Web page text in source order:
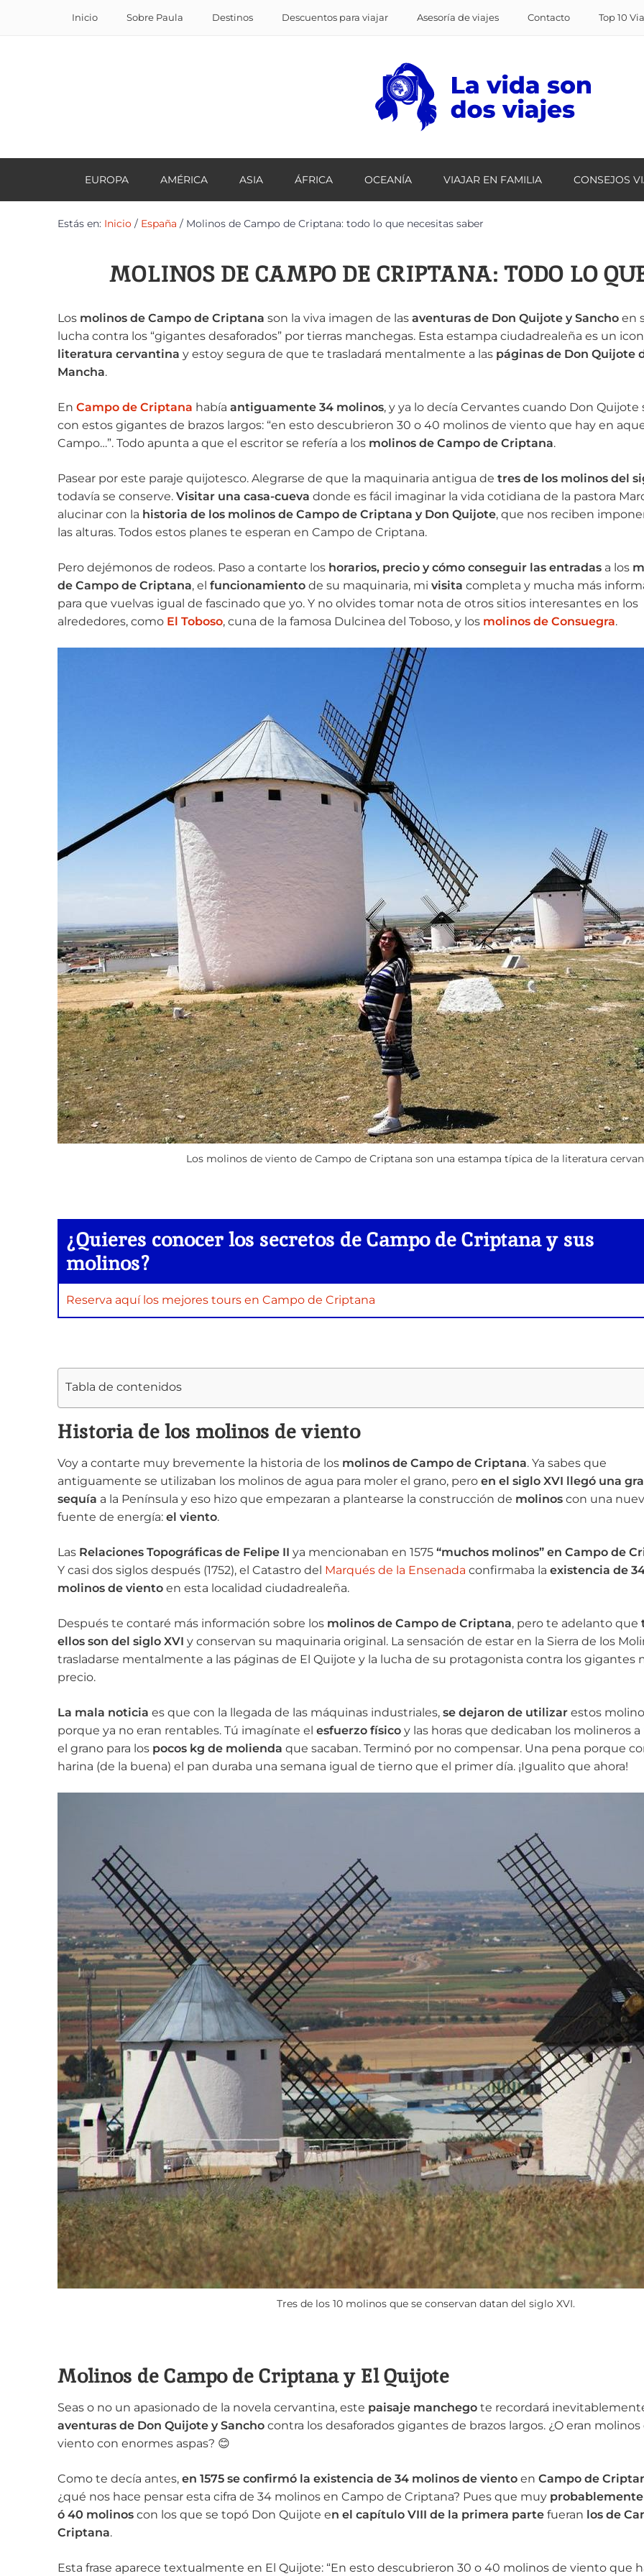
Inicio Sobre Paula Destinos Descuentos para viajar Asesoría de viajes Contacto Top 10
EUROPA AMÉRICA ASIA ÁFRICA OCEANÍA VIAJAR EN FAMILIA CONSEJOS
Estás en: Inicio / España / Molinos de Campo de Criptana: todo lo que necesitas saber
MOLINOS DE CAMPO DE CRIPTANA: TODO LO
Los molinos de Campo de Criptana son la viva imagen de las aventuras de Don Quijote y Sancho en
lucha contra los “gigantes desaforados” por tierras manchegas. Esta estampa ciudadrealeña es un
literatura cervantina y estoy segura de que te trasladará mentalmente a las páginas de Don Quijote
Mancha.
En Campo de Criptana había antiguamente 34 molinos, y ya lo decía Cervantes cuando Don Quijote
con estos gigantes de brazos largos: “en esto descubrieron 30 o 40 molinos de viento que hay en
Campo…”. Todo apunta a que el escritor se refería a los molinos de Campo de Criptana.
Pasear por este paraje quijotesco. Alegrarse de que la maquinaria antigua de tres de los molinos del
todavía se conserve. Visitar una casa-cueva donde es fácil imaginar la vida cotidiana de la pastora
alucinar con la historia de los molinos de Campo de Criptana y Don Quijote, que nos reciben
las alturas. Todos estos planes te esperan en Campo de Criptana.
Pero dejémonos de rodeos. Paso a contarte los horarios, precio y cómo conseguir las entradas a los
de Campo de Criptana, el funcionamiento de su maquinaria, mi visita completa y mucha más
para que vuelvas igual de fascinado que yo. Y no olvides tomar nota de otros sitios interesantes en los
alrededores, como El Toboso, cuna de la famosa Dulcinea del Toboso, y los molinos de Consuegra.
Los molinos de viento de Campo de Criptana son una estampa típica de la literatura
¿Quieres conocer los secretos de Campo de Criptana y sus
molinos?
Reserva aquí los mejores tours en Campo de Criptana
Tabla de contenidos
Historia de los molinos de viento
Voy a contarte muy brevemente la historia de los molinos de Campo de Criptana. Ya sabes que
antiguamente se utilizaban los molinos de agua para moler el grano, pero en el siglo XVI llegó una
sequía a la Península y eso hizo que empezaran a plantearse la construcción de molinos con una
fuente de energía: el viento.
Las Relaciones Topográficas de Felipe II ya mencionaban en 1575 “muchos molinos” en Campo de
Y casi dos siglos después (1752), el Catastro del Marqués de la Ensenada confirmaba la existencia de
molinos de viento en esta localidad ciudadrealeña.
Después te contaré más información sobre los molinos de Campo de Criptana, pero te adelanto que
ellos son del siglo XVI y conservan su maquinaria original. La sensación de estar en la Sierra de los
trasladarse mentalmente a las páginas de El Quijote y la lucha de su protagonista contra los gigantes
precio.
La mala noticia es que con la llegada de las máquinas industriales, se dejaron de utilizar estos
porque ya no eran rentables. Tú imagínate el esfuerzo físico y las horas que dedicaban los molineros
el grano para los pocos kg de molienda que sacaban. Terminó por no compensar. Una pena porque
harina (de la buena) el pan duraba una semana igual de tierno que el primer día. ¡Igualito que ahora!
Tres de los 10 molinos que se conservan datan del siglo XVI.
Molinos de Campo de Criptana y El Quijote
Seas o no un apasionado de la novela cervantina, este paisaje manchego te recordará
aventuras de Don Quijote y Sancho contra los desaforados gigantes de brazos largos. ¿O eran molinos
viento con enormes aspas? 😊
Como te decía antes, en 1575 se confirmó la existencia de 34 molinos de viento en Campo de
¿qué nos hace pensar esta cifra de 34 molinos en Campo de Criptana? Pues que muy probablemente
ó 40 molinos con los que se topó Don Quijote en el capítulo VIII de la primera parte fueran los de
Criptana.
Esta frase aparece textualmente en El Quijote: “En esto descubrieron 30 o 40 molinos de viento que